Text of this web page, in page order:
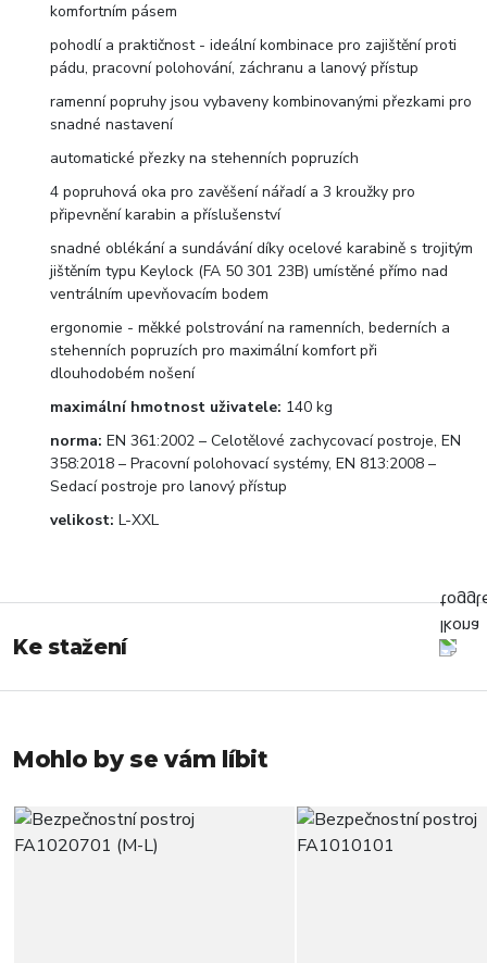
komfortním pásem
pohodlí a praktičnost - ideální kombinace pro zajištění proti
pádu, pracovní polohování, záchranu a lanový přístup
ramenní popruhy jsou vybaveny kombinovanými přezkami pro
snadné nastavení
automatické přezky na stehenních popruzích
4 popruhová oka pro zavěšení nářadí a 3 kroužky pro
připevnění karabin a příslušenství
snadné oblékání a sundávání díky ocelové karabině s trojitým
jištěním typu Keylock (FA 50 301 23B) umístěné přímo nad
ventrálním upevňovacím bodem
ergonomie - měkké polstrování na ramenních, bederních a
stehenních popruzích pro maximální komfort při
dlouhodobém nošení
maximální hmotnost uživatele: 140 kg
norma: EN 361:2002 – Celotělové zachycovací postroje, EN
358:2018 – Pracovní polohovací systémy, EN 813:2008 –
Sedací postroje pro lanový přístup
velikost: L-XXL
Ke stažení
Mohlo by se vám líbit